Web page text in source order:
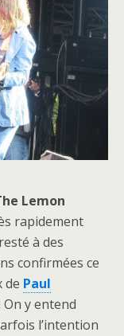
Lemon
rapidement
à des
confirmées ce
de Paul
On y entend
l’intention